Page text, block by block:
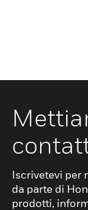
Iscrivetevi per
da parte di
prodotti,